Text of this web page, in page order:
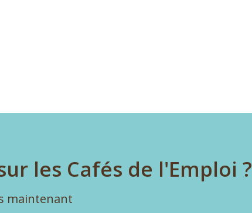
les Cafés de l'Emploi ?
maintenant